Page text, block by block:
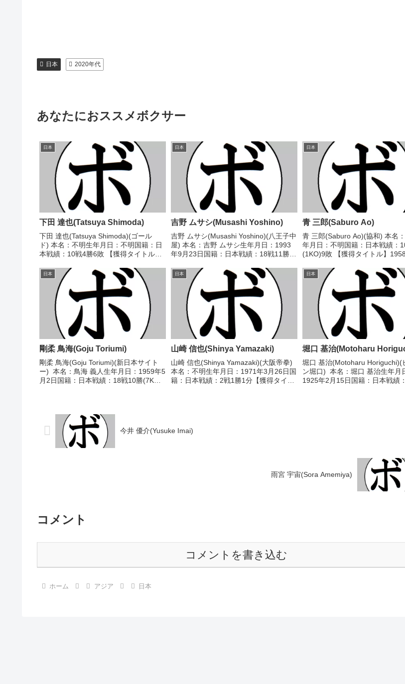
日本 2020年代
あなたにおススメボクサー
日本
下田 達也(Tatsuya Shimoda)
下田 達也(Tatsuya Shimoda)(ゴール
ド) 本名：不明生年月日：不明国籍：日
本戦績：10戦4勝6敗 【獲得タイトル】
点不明) 内ケ島 悟(北海
道)1994/12/03 ○4R...
日本
吉野 ムサシ(Musashi Yoshino)
吉野 ムサシ(Musashi Yoshino)(八王子中
屋) 本名：吉野 ムサシ生年月日：1993
年9月23日国籍：日本戦績：18戦11勝
歴】■2015年度東日本スーパーフライ級
新人王予選2015/...
日本
青 三郎(Saburo Ao)
青 三郎(Saburo Ao)(協和) 本名
年月日：不明国籍：日本戦績：
(1KO)9敗 【獲得タイトル】
年度中日本ウェルター級新人王決
1958/11/05 ○3RT...
日本
剛柔 鳥海(Goju Toriumi)
剛柔 鳥海(Goju Toriumi)(新日本サイト
ー) 本名：鳥海 義人生年月日：1959年5
月2日国籍：日本戦績：18戦10勝(7KO)7
日本
山崎 信也(Shinya Yamazaki)
山崎 信也(Shinya Yamazaki)(大阪帝拳)
本名：不明生年月日：1971年3月26日国
籍：日本戦績：2戦1勝1分【獲得タイト
日本
堀口 基治(Motoharu
堀口 基治(Motoharu Horiguchi)(
ン堀口) 本名：堀口 基治生年月
1925年2月15日国籍：日本戦績
今井 優介(Yusuke Imai)
雨宮 宇宙(Sora Amemiya)
コメント
コメントを書き込む
ホーム アジア 日本